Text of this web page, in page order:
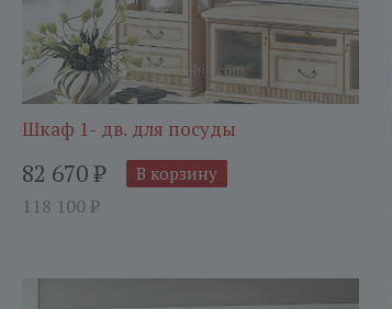
Шкаф 1- дв. для посуды
82 670₽
118 100 ₽
В корзину